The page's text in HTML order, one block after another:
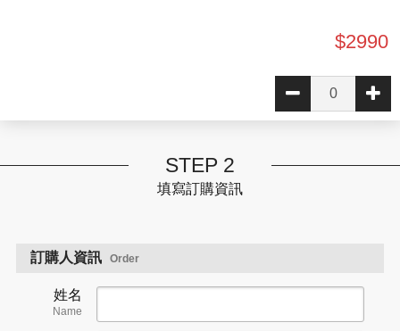
$2990
STEP 2
填寫訂購資訊
訂購人資訊 Order
姓名
Name